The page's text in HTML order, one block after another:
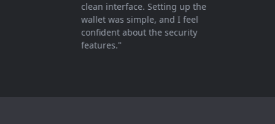
clean interface. Setting up the
wallet was simple, and I feel
confident about the security
features."